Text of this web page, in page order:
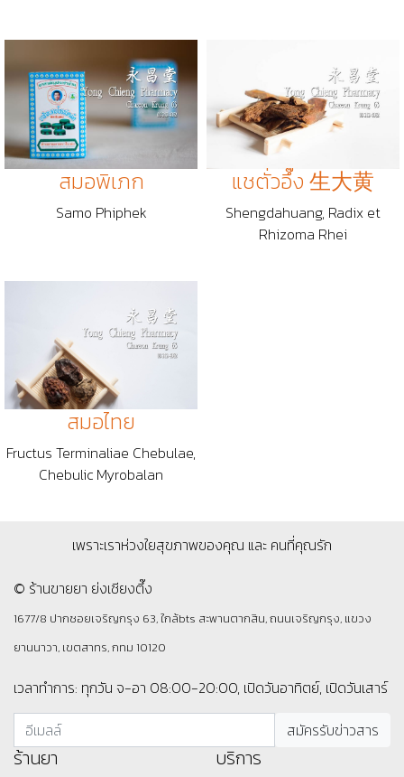
สมอพิเภก
Samo Phiphek
แชตั่วอึ๊ง 生大黄
Shengdahuang, Radix et
Rhizoma Rhei
สมอไทย
Fructus Terminaliae Chebulae,
Chebulic Myrobalan
เพราะเราห่วงใยสุขภาพของคุณ และ คนที่คุณรัก
© ร้านขายยา ย่งเชียงตึ๊ง
1677/8 ปากซอยเจริญกรุง 63, ใกล้bts สะพานตากสิน, ถนนเจริญกรุง, แขวง
ยานนาวา, เขตสาทร, กทม 10120
เวลาทำการ: ทุกวัน จ-อา 08:00-20:00, เปิดวันอาทิตย์, เปิดวันเสาร์
ร้านยา บริการ